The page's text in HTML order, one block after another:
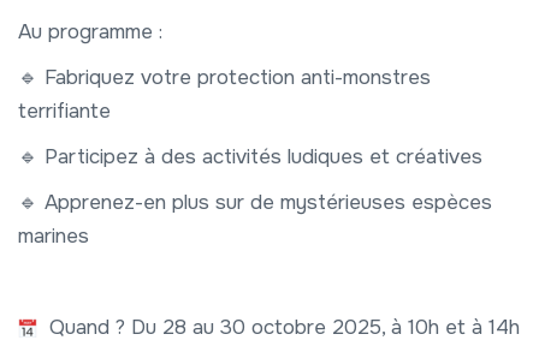
Au programme :
🔹 Fabriquez votre protection anti-monstres
terrifiante
🔹 Participez à des activités ludiques et créatives
🔹 Apprenez-en plus sur de mystérieuses espèces
marines
Quand ? Du 28 au 30 octobre 2025, à 10h et à 14h